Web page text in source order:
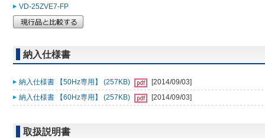
VD-25ZVE7-FP
納入仕様書
納入仕様書 【50Hz専用】 (257KB)
[2014/09/03]
納入仕様書 【60Hz専用】 (257KB)
[2014/09/03]
取扱説明書